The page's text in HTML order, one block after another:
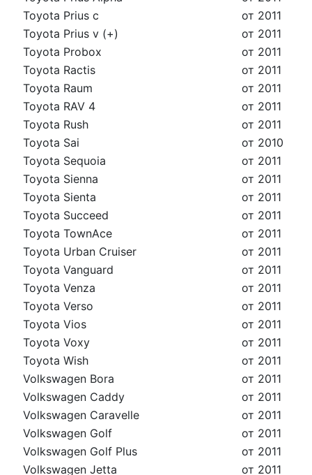
Toyota Prius c
от 2011
Toyota Prius v (+)
от 2011
Toyota Probox
от 2011
Toyota Ractis
от 2011
Toyota Raum
от 2011
Toyota RAV 4
от 2011
Toyota Rush
от 2011
Toyota Sai
от 2010
Toyota Sequoia
от 2011
Toyota Sienna
от 2011
Toyota Sienta
от 2011
Toyota Succeed
от 2011
Toyota TownAce
от 2011
Toyota Urban Cruiser
от 2011
Toyota Vanguard
от 2011
Toyota Venza
от 2011
Toyota Verso
от 2011
Toyota Vios
от 2011
Toyota Voxy
от 2011
Toyota Wish
от 2011
Volkswagen Bora
от 2011
Volkswagen Caddy
от 2011
Volkswagen Caravelle
от 2011
Volkswagen Golf
от 2011
Volkswagen Golf Plus
от 2011
Volkswagen Jetta
от 2011